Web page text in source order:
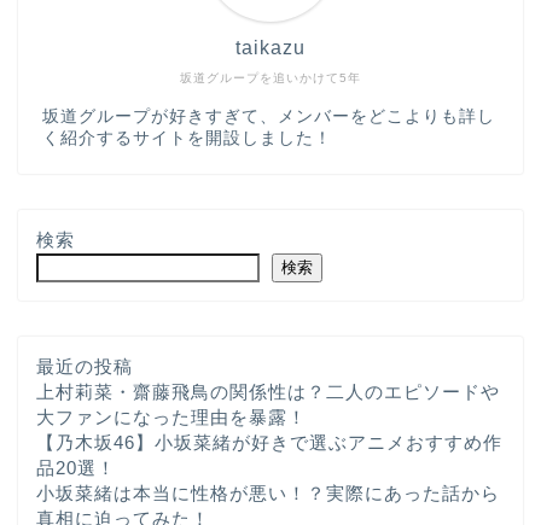
坂道グループを追いかけて5年
taikazu
坂道グループが好きすぎて、メンバーをどこよりも詳し
く紹介するサイトを開設しました！
検索
検索
最近の投稿
上村莉菜・齋藤飛鳥の関係性は？二人のエピソードや
大ファンになった理由を暴露！
【乃木坂46】小坂菜緒が好きで選ぶアニメおすすめ作
品20選！
小坂菜緒は本当に性格が悪い！？実際にあった話から
真相に迫ってみた！
ホーム
プロフィール